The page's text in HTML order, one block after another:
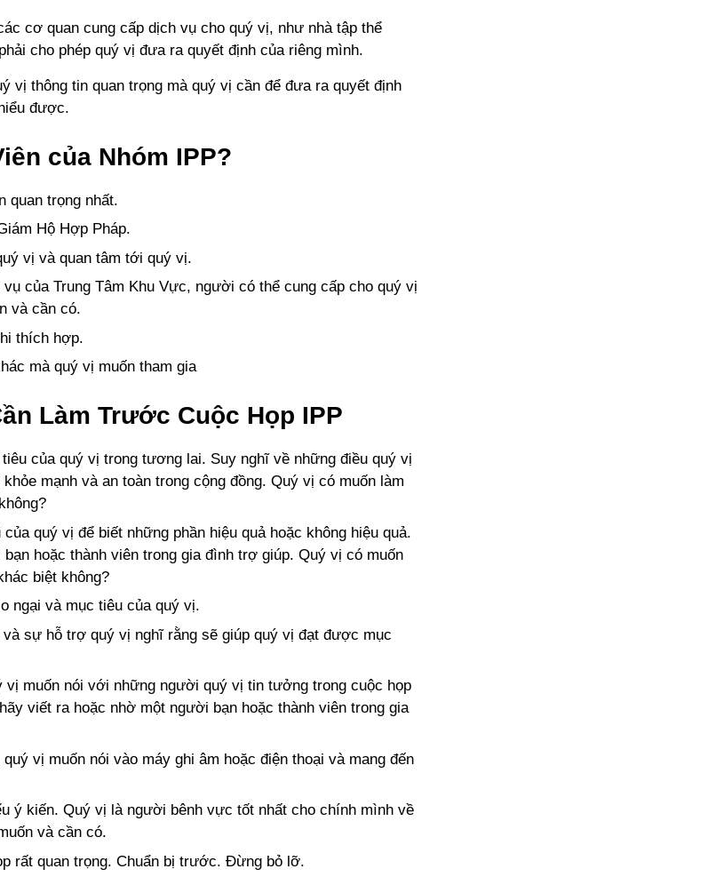
cơ quan cung cấp dịch vụ cho quý vị, như nhà tập thể
cho phép quý vị đưa ra quyết định của riêng mình.
vị thông tin quan trọng mà quý vị cần để đưa ra quyết định
được.
của Nhóm IPP?
quan trọng nhất.
Hộ Hợp Pháp.
vị và quan tâm tới quý vị.
của Trung Tâm Khu Vực, người có thể cung cấp cho quý vị
và cần có.
thích hợp.
mà quý vị muốn tham gia
Làm Trước Cuộc Họp IPP
của quý vị trong tương lai. Suy nghĩ về những điều quý vị
mạnh và an toàn trong cộng đồng. Quý vị có muốn làm
quý vị để biết những phần hiệu quả hoặc không hiệu quả.
hoặc thành viên trong gia đình trợ giúp. Quý vị có muốn
biệt không?
ngại và mục tiêu của quý vị.
sự hỗ trợ quý vị nghĩ rằng sẽ giúp quý vị đạt được mục
vị muốn nói với những người quý vị tin tưởng trong cuộc họp
viết ra hoặc nhờ một người bạn hoặc thành viên trong gia
vị muốn nói vào máy ghi âm hoặc điện thoại và mang đến
ý kiến. Quý vị là người bênh vực tốt nhất cho chính mình về
và cần có.
rất quan trọng. Chuẩn bị trước. Đừng bỏ lỡ.